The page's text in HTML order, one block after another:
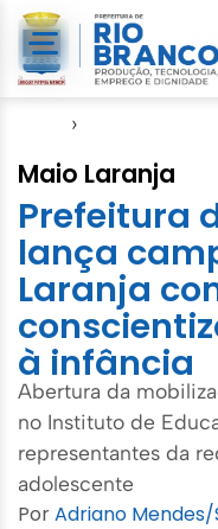
›
Maio Laranja
Prefeitura
lança
Laranja
à infância
Abertura da
no Instituto de
representantes da
adolescente
PorAdriano